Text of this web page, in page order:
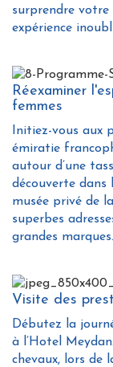
surprendre
expérience
Réexaminer
femmes
Initiez-vous aux
émiratie
autour d’une
découverte dans
musée privé de
superbes
grandes marques.
Visite des
Débutez la
à l’Hotel
chevaux, lors de